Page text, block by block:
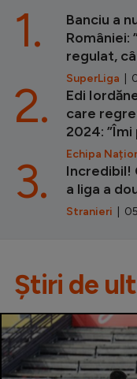
Banciu a
României:
regulat,
SuperLiga |
1.
Edi
care
2024:
Echipa
2.
Incredibil!
a liga a
Stranieri |
3.
Știri de